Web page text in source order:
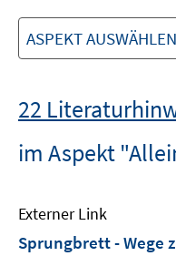
ASPEKT
22
im Aspekt
Externer Link
Sprungbrett - Wege